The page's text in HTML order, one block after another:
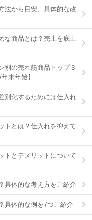
法から目安、具体的な改
な商品とは？売上を底上
別の売れ筋商品トップ３
末年始】
別化するためには仕入れ
トとは？仕入れを抑えて
トとデメリットについて
具体的な考え方をご紹介
具体的な例を7つご紹介